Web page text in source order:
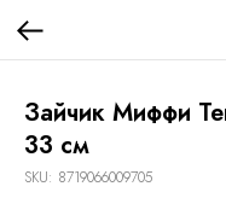
Зайчик Миффи
33 см
SKU: 8719066009705